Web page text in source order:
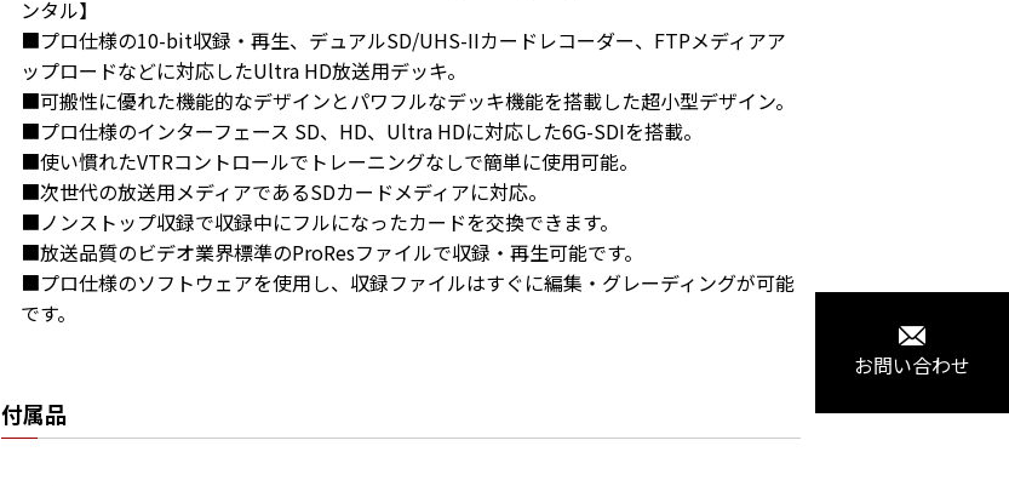
ンタル】
■プロ仕様の10-bit収録・再生、デュアルSD/UHS-IIカードレコーダー、FTPメディアア
ップロードなどに対応したUltra HD放送用デッキ。
■可搬性に優れた機能的なデザインとパワフルなデッキ機能を搭載した超小型デザイン。
■プロ仕様のインターフェース SD、HD、Ultra HDに対応した6G-SDIを搭載。
■使い慣れたVTRコントロールでトレーニングなしで簡単に使用可能。
■次世代の放送用メディアであるSDカードメディアに対応。
■ノンストップ収録で収録中にフルになったカードを交換できます。
■放送品質のビデオ業界標準のProResファイルで収録・再生可能です。
■プロ仕様のソフトウェアを使用し、収録ファイルはすぐに編集・グレーディングが可能
です。
付属品
お問い合わせ